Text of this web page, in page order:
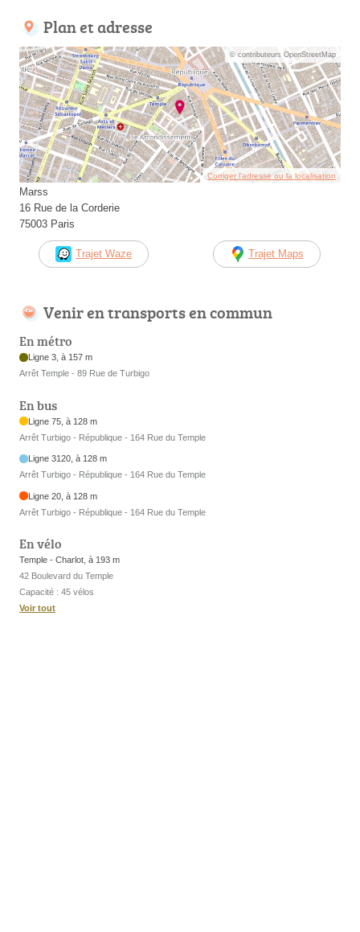
Plan et adresse
© contributeurs OpenStreetMap
Corriger l’adresse ou la localisation
Marss
16 Rue de la Corderie
75003 Paris
Trajet Waze Trajet Maps
Venir en transports en commun
En métro
Ligne 3, à 157 m
Arrêt Temple - 89 Rue de Turbigo
En bus
Ligne 75, à 128 m
Arrêt Turbigo - République - 164 Rue du Temple
Ligne 3120, à 128 m
Arrêt Turbigo - République - 164 Rue du Temple
Ligne 20, à 128 m
Arrêt Turbigo - République - 164 Rue du Temple
En vélo
Temple - Charlot, à 193 m
42 Boulevard du Temple
Capacité : 45 vélos
Voir tout